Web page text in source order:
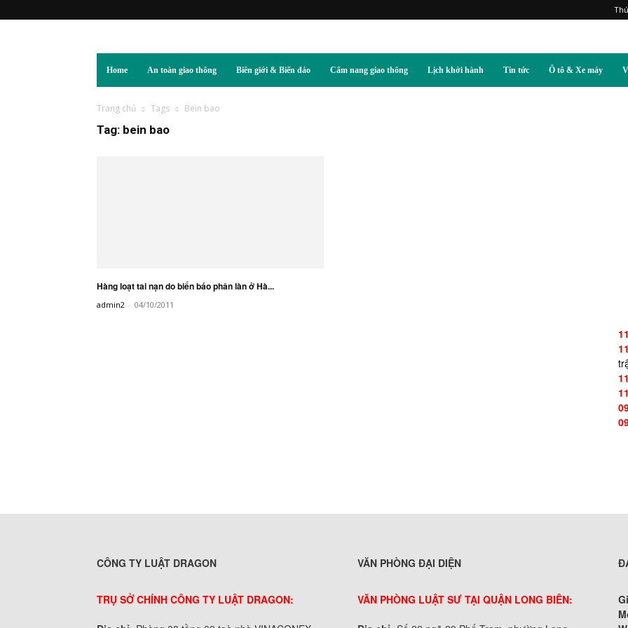
Home An toàn giao thông Biên giới & Biển đảo Cẩm nang giao thông Lịch khởi hành Tin tức Ô tô & Xe máy
Trang chủ Tags Bein bao
Tag: bein bao
Hàng loạt tai nạn do biển báo phân làn ở Hà...
admin2 - 04/10/2011
CÔNG TY LUẬT DRAGON
TRỤ SỞ CHÍNH CÔNG TY LUẬT DRAGON:
VĂN PHÒNG ĐẠI DIỆN
VĂN PHÒNG LUẬT SƯ TẠI QUẬN LONG BIÊN: